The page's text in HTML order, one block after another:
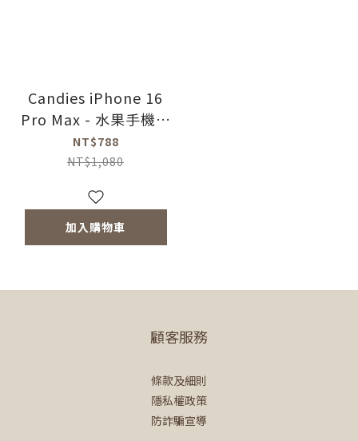
Candies iPhone 16
Pro Max - 水果手機殼
(火龍果)
NT$788
NT$1,080
加入購物車
顧客服務
條款及細則
隱私權政策
防詐騙宣導